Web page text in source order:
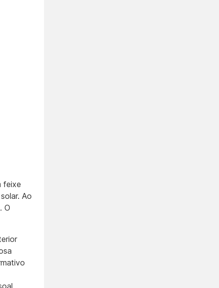
feixe
Ao
O